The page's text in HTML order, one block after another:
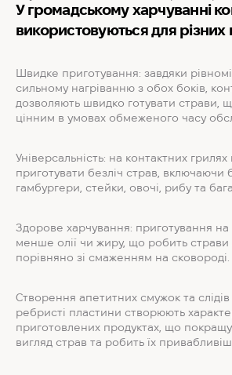
У громадському харчуванні
використовуються для різних
Швидке приготування: завдяки
сильному нагріванню з обох боків,
дозволяють швидко готувати страви,
цінним в умовах обмеженого часу
Універсальність: на контактних
приготувати безліч страв, включаючи
гамбургери, стейки, овочі, рибу та
Здорове харчування: приготування на
менше олії чи жиру, що робить
порівняно зі смаженням на сковороді.
Створення апетитних смужок та слідів
ребристі пластини створюють
приготовлених продуктах, що
вигляд страв та робить їх